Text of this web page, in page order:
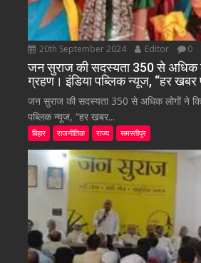
20th September 2024 Editor 0
जन सुराज की सदस्यता 350 से अधिक
ग्रहण। इंडिया पब्लिक न्यूज, “हर खबर
जन सुराज की सदस्यता 350 से अधिक लोगों ने
पब्लिक न्यूज, “हर खबर...
बिहार राजनीतिक राज्य समस्तीपुर